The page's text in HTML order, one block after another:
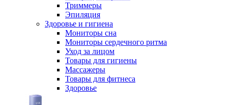
Триммеры
Эпиляция
Здоровье и гигиена
Мониторы сна
Мониторы сердечного ритма
Уход за лицом
Товары для гигиены
Массажеры
Товары для фитнеса
Здоровье